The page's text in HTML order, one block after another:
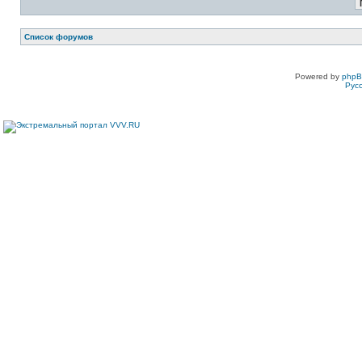
Список форумов
Powered by